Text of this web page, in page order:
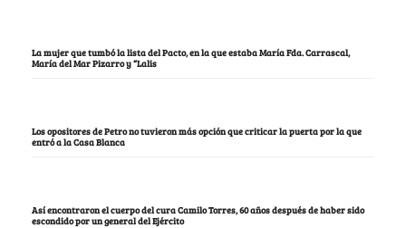
La mujer que tumbó la lista del Pacto, en la que estaba María Fda. Carrascal,
María del Mar Pizarro y “Lalis
Los opositores de Petro no tuvieron más opción que criticar la puerta por la que
entró a la Casa Blanca
Así encontraron el cuerpo del cura Camilo Torres, 60 años después de haber sido
escondido por un general del Ejército